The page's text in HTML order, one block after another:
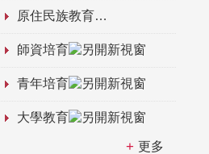
原住民族教育
師資培育
青年培育
大學教育
更多